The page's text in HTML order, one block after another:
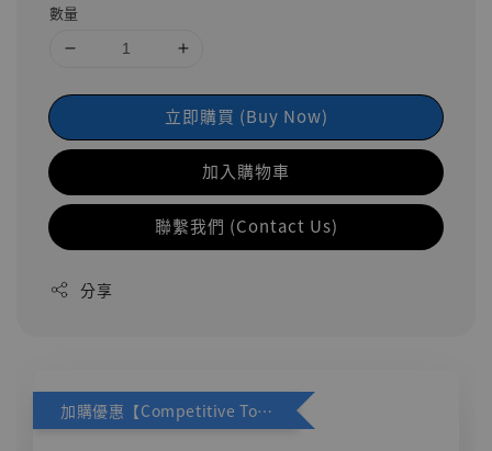
數量
立即購買 (Buy Now)
加入購物車
聯繫我們 (Contact Us)
分享
加購優惠【Competitive Toys 梅西 [CM001]】